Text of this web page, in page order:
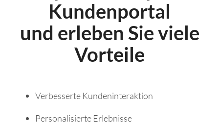
Kundenportal
und erleben Sie viele
Vorteile
Verbesserte Kundeninteraktion
Personalisierte Erlebnisse